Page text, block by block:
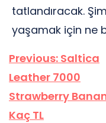
tatlandıracak.
yaşamak için ne
Yazı
gezinmesi
Previous: Saltica
Leather 7000
Strawberry
Kaç TL